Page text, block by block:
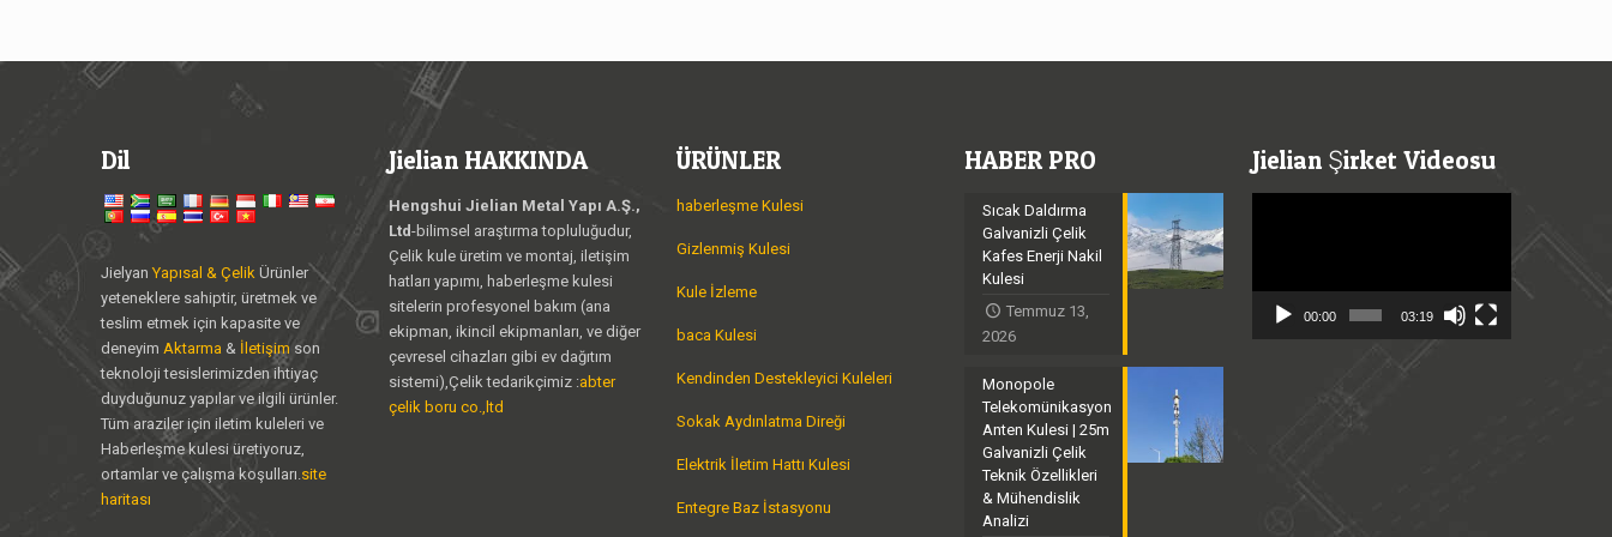
Dil
Jielyan Yapısal & Çelik Ürünler
yeteneklere sahiptir, üretmek ve
teslim etmek için kapasite ve
deneyim Aktarma & İletişim son
teknoloji tesislerimizden ihtiyaç
duyduğunuz yapılar ve ilgili ürünler.
Tüm araziler için iletim kuleleri ve
Haberleşme kulesi üretiyoruz,
ortamlar ve çalışma koşulları.site
haritası
Jielian HAKKINDA
Hengshui Jielian Metal Yapı A.Ş.,
Ltd-bilimsel araştırma topluluğudur,
Çelik kule üretim ve montaj, iletişim
hatları yapımı, haberleşme kulesi
sitelerin profesyonel bakım (ana
ekipman, ikincil ekipmanları, ve diğer
çevresel cihazları gibi ev dağıtım
sistemi),Çelik tedarikçimiz :abter
çelik boru co.,ltd
ÜRÜNLER
haberleşme Kulesi
Gizlenmiş Kulesi
Kule İzleme
baca Kulesi
Kendinden Destekleyici Kuleleri
Sokak Aydınlatma Direği
Elektrik İletim Hattı Kulesi
Entegre Baz İstasyonu
HABER PRO
Sıcak Daldırma
Galvanizli Çelik
Kafes Enerji Nakil
Kulesi
Temmuz 13,
2026
Monopole
Telekomünikasyon
Anten Kulesi | 25m
Galvanizli Çelik
Teknik Özellikleri
& Mühendislik
Analizi
Jielian Şirket Videosu
00:00 03:19